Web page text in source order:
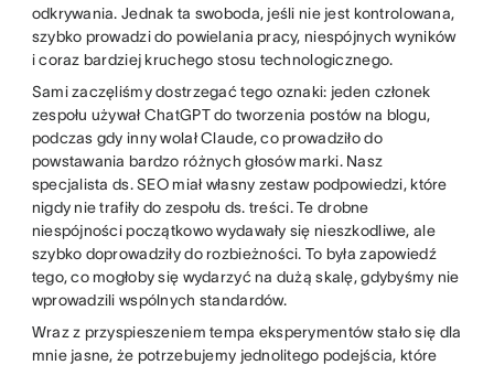
odkrywania. Jednak ta swoboda, jeśli nie jest kontrolowana,
szybko prowadzi do powielania pracy, niespójnych wyników
i coraz bardziej kruchego stosu technologicznego.
Sami zaczęliśmy dostrzegać tego oznaki: jeden członek
zespołu używał ChatGPT do tworzenia postów na blogu,
podczas gdy inny wolał Claude, co prowadziło do
powstawania bardzo różnych głosów marki. Nasz
specjalista ds. SEO miał własny zestaw podpowiedzi, które
nigdy nie trafiły do zespołu ds. treści. Te drobne
niespójności początkowo wydawały się nieszkodliwe, ale
szybko doprowadziły do rozbieżności. To była zapowiedź
tego, co mogłoby się wydarzyć na dużą skalę, gdybyśmy nie
wprowadzili wspólnych standardów.
Wraz z przyspieszeniem tempa eksperymentów stało się dla
mnie jasne, że potrzebujemy jednolitego podejścia, które